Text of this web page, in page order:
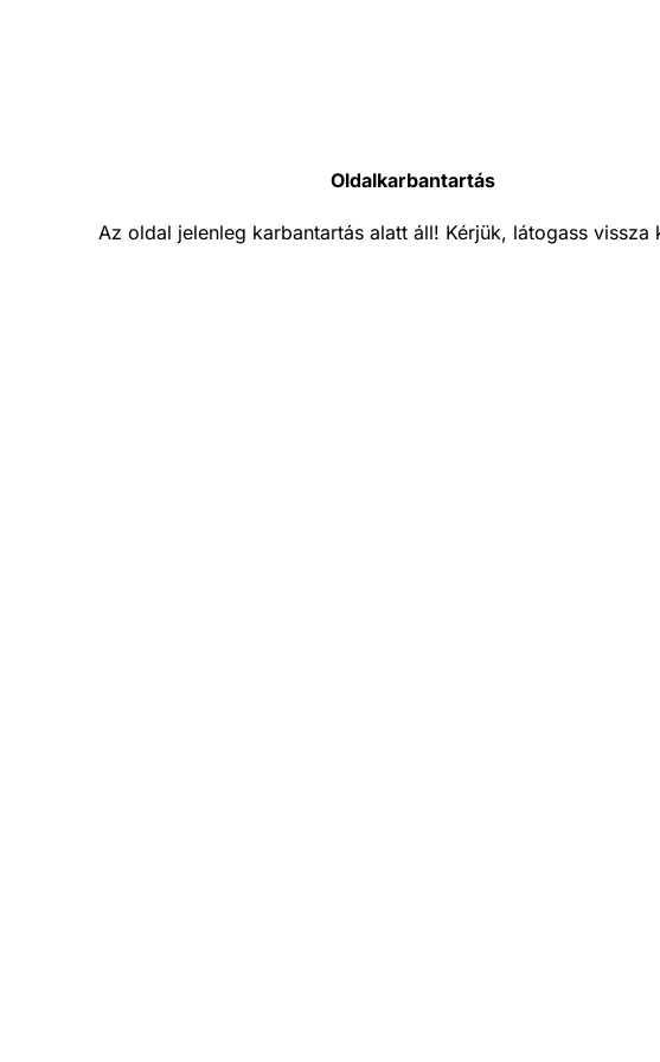
Oldalkarbantartás
Az oldal jelenleg karbantartás alatt áll! Kérjük, látogass vissza